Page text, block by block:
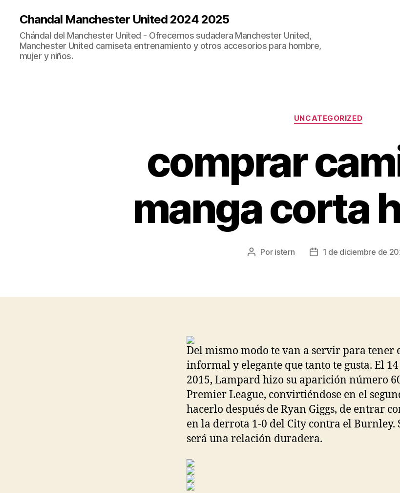
Chandal Manchester United 2024 2025
Chándal del Manchester United - Ofrecemos sudadera Manchester United,
Manchester United camiseta entrenamiento y otros accesorios para hombre,
mujer y niños.
Categorías
UNCATEGORIZED
comprar
manga corta
Autor
Por istern
Fecha1 de diciembre de
Del mismo modo te van a servir para tener
informal y elegante que tanto te gusta. El
2015, Lampard hizo su aparición número
Premier League, convirtiéndose en el
hacerlo después de Ryan Giggs, de entrar
en la derrota 1-0 del City contra el Burnley.
será una relación duradera.